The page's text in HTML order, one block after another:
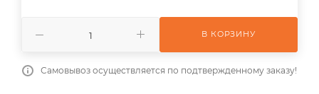
В КОРЗИНУ
Самовывоз осуществляется по подтвержденному заказу!